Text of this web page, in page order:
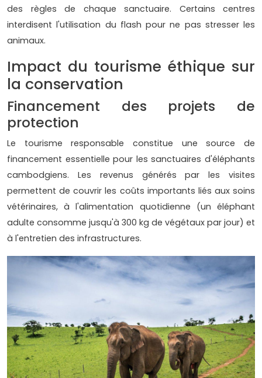
des règles de chaque sanctuaire. Certains centres
interdisent l'utilisation du flash pour ne pas stresser les
animaux.
Impact du tourisme éthique sur
la conservation
Financement des projets de
protection
Le tourisme responsable constitue une source de
financement essentielle pour les sanctuaires d'éléphants
cambodgiens. Les revenus générés par les visites
permettent de couvrir les coûts importants liés aux soins
vétérinaires, à l'alimentation quotidienne (un éléphant
adulte consomme jusqu'à 300 kg de végétaux par jour) et
à l'entretien des infrastructures.